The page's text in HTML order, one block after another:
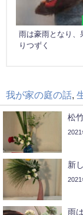
雨は豪雨となり、
りつずく
我が家の庭の話,
松
2021
新
2021
雨